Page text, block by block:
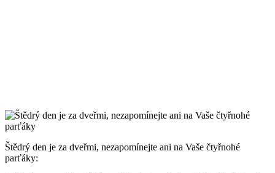
Štědrý den je za dveřmi, nezapomínejte ani na Vaše čtyřnohé
parťáky: